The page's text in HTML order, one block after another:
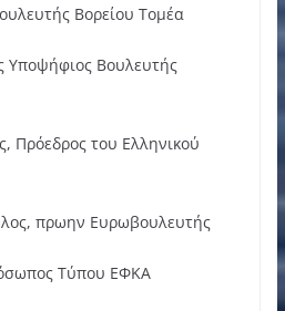
Βορείου Τομέα
Υποψήφιος Βουλευτής
Πρόεδρος του Ελληνικού
πρωην Ευρωβουλευτής
Τύπου ΕΦΚΑ